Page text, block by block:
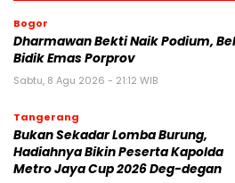
Bogor
Dharmawan Bekti Naik Podium,
Bidik Emas Porprov
Sabtu, 8 Agu 2026 - 21:12 WIB
Tangerang
Bukan Sekadar Lomba Burung,
Hadiahnya Bikin Peserta Kapolda
Metro Jaya Cup 2026 Deg-degan